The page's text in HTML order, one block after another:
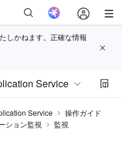
しかねます。正確な情報
Service
Service
操作ガイド
ション監視
監視